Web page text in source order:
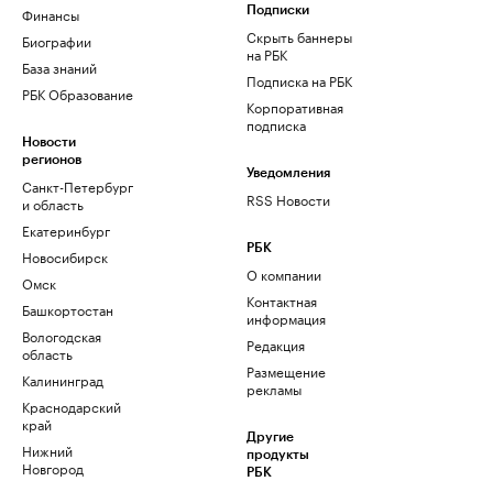
Финансы
Биографии
База знаний
РБК Образование
Новости
регионов
Санкт-Петербург
и область
Екатеринбург
Новосибирск
Омск
Башкортостан
Вологодская
область
Калининград
Краснодарский
край
Нижний
Новгород
Подписки
Скрыть баннеры
на РБК
Подписка на РБК
Корпоративная
подписка
Уведомления
RSS Новости
РБК
О компании
Контактная
информация
Редакция
Размещение
рекламы
Другие
продукты
РБК